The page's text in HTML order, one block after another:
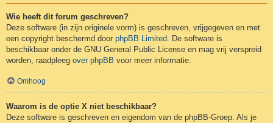
Wie heeft dit forum geschreven?
Deze software (in zijn originele vorm) is geschreven, vrijgegeven en met
een copyright beschermd door phpBB Limited. De software is
beschikbaar onder de GNU General Public License en mag vrij verspreid
worden, raadpleeg over phpBB voor meer informatie.
Omhoog
Waarom is de optie X niet beschikbaar?
Deze software is geschreven en eigendom van de phpBB-Groep. Als je